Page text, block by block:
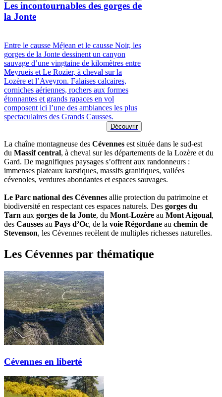
Les incontournables des gorges de
la Jonte
Entre le causse Méjean et le causse Noir, les
gorges de la Jonte dessinent un canyon
sauvage d’une vingtaine de kilomètres entre
Meyrueis et Le Rozier, à cheval sur la
Lozère et l’Aveyron. Falaises calcaires,
corniches aériennes, rochers aux formes
étonnantes et grands rapaces en vol
composent ici l’une des ambiances les plus
spectaculaires des Grands Causses.
Découvrir
La chaîne montagneuse des Cévennes est située dans le sud-est
du Massifcentral, à cheval sur les départements de la Lozère et du
Gard. De magnifiques paysages s’offrent aux randonneurs :
immenses plateaux karstiques, massifs granitiques, vallées
cévenoles, verdures abondantes et espaces sauvages.
Le Parc national des Cévennes allie protection du patrimoine et
biodiversité en respectant ces espaces naturels. Des gorges du
Tarn aux gorges de la Jonte, du Mont-Lozère au Mont Aigoual,
des Causses au Pays d’Oc, de la voie Régordane au chemin de
Stevenson, les Cévennes recèlent de multiples richesses naturelles.
Les Cévennes par thématique
Cévennes en liberté